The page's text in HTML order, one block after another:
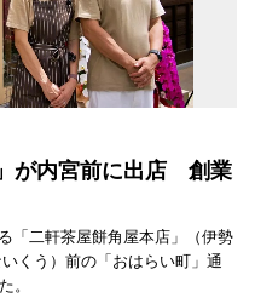
が内宮前に出店 創業
「二軒茶屋餅角屋本店」（伊勢
くう）前の「おはらい町」通
。